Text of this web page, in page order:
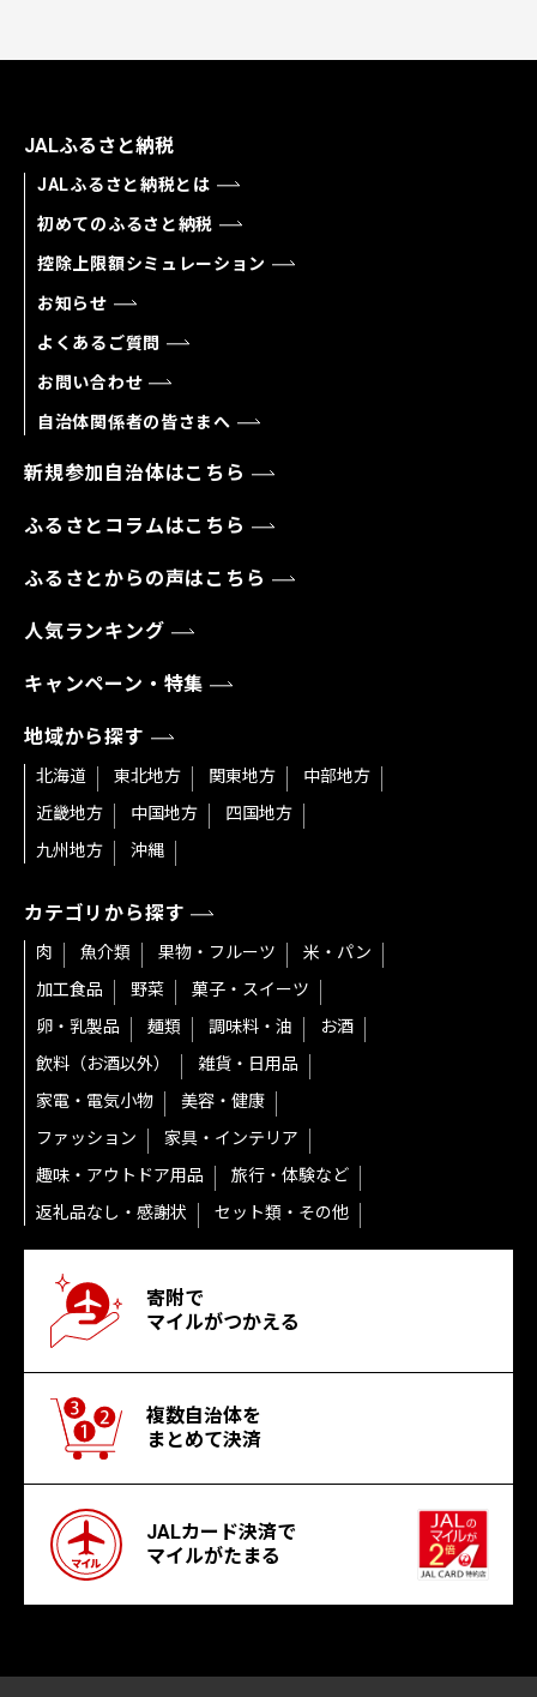
JALふるさと納税
JALふるさと納税とは
初めてのふるさと納税
控除上限額シミュレーション
お知らせ
よくあるご質問
お問い合わせ
自治体関係者の皆さまへ
新規参加自治体はこちら
ふるさとコラムはこちら
ふるさとからの声はこちら
人気ランキング
キャンペーン・特集
地域から探す
北海道 東北地方 関東地方
中部地方
近畿地方
中国地方
四国地方
九州地方
沖縄
カテゴリから探す
肉 魚介類 果物・フルーツ
米・パン
加工食品
野菜
菓子・スイーツ
卵・乳製品
麺類 調味料・油
お酒
飲料（お酒以外）
雑貨・日用品
家電・電気小物
美容・健康
ファッション
家具・インテリア
趣味・アウトドア用品
旅行・体験など
返礼品なし・感謝状
セット類・その他
寄附で
マイルがつかえる
複数自治体を
まとめて決済
JALカード決済で
マイルがたまる